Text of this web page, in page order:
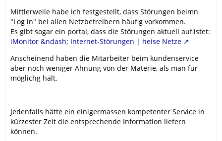
Mittlerweile habe ich festgestellt, dass Störungen beimn
"Log in" bei allen Netzbetreibern häufig vorkommen.
Es gibt sogar ein portal, dass die Störungen aktuell auflistet:
iMonitor &ndash; Internet-Störungen | heise Netze
Anscheinend haben die Mitarbeiter beim kundenservice
aber noch weniger Ahnung von der Materie, als man für
möglichg hält.
Jedenfalls hätte ein einigermassen kompetenter Service in
kürzester Zeit die entsprechende Information liefern
können.